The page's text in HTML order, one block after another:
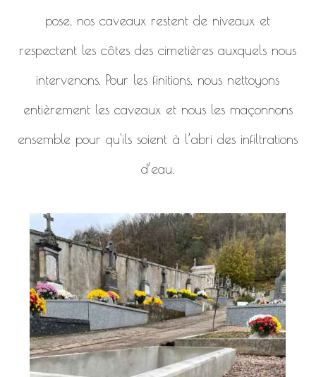
pose, nos caveaux restent de niveaux et
respectent les côtes des cimetières auxquels nous
intervenons. Pour les finitions, nous nettoyons
entièrement les caveaux et nous les maçonnons
ensemble pour qu'ils soient à l’abri des infiltrations
d’eau.